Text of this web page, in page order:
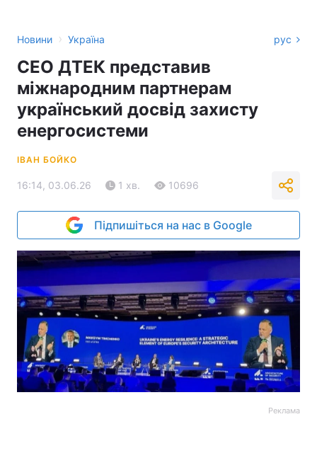
Новини › Україна рус
CEO ДТЕК представив
міжнародним партнерам
український досвід захисту
енергосистеми
ІВАН БОЙКО
16:14, 03.06.26 1 хв. 10696
Підпишіться на нас в Google
Реклама